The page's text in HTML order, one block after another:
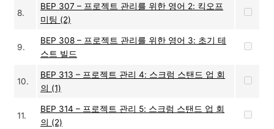
8.
BEP 307 – 프로젝트 관리를 위한 영어 2: 킥오프
미팅 (2)
9.
BEP 308 – 프로젝트 관리를 위한 영어 3: 초기 테
스트 빌드
10.
BEP 313 – 프로젝트 관리 4: 스크럼 스탠드 업 회
의 (1)
11.
BEP 314 – 프로젝트 관리 5: 스크럼 스탠드 업 회
의 (2)